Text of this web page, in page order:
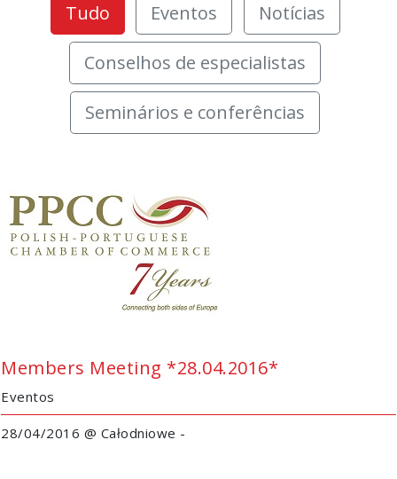
Tudo Eventos Notícias
Conselhos de especialistas
Seminários e conferências
Members Meeting *28.04.2016*
Eventos
28/04/2016 @ Całodniowe -